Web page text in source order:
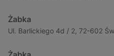
Żabka
Ul. Barlickiego 4d / 2, 72-602